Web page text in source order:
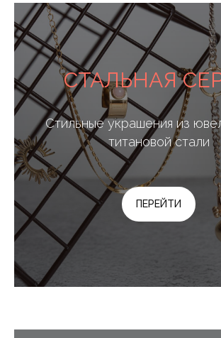
СТАЛЬНАЯ
Стильные украшения из
титановой стали
ПЕРЕЙТИ